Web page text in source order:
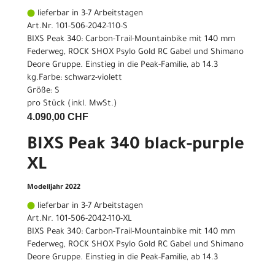
lieferbar in 3-7 Arbeitstagen
Art.Nr. 101-506-2042-110-S
BIXS Peak 340: Carbon-Trail-Mountainbike mit 140 mm
Federweg, ROCK SHOX Psylo Gold RC Gabel und Shimano
Deore Gruppe. Einstieg in die Peak-Familie, ab 14.3
kg.Farbe: schwarz-violett
Größe: S
pro Stück (inkl. MwSt.)
4.090,00 CHF
BIXS Peak 340 black-purple
XL
Modelljahr 2022
lieferbar in 3-7 Arbeitstagen
Art.Nr. 101-506-2042-110-XL
BIXS Peak 340: Carbon-Trail-Mountainbike mit 140 mm
Federweg, ROCK SHOX Psylo Gold RC Gabel und Shimano
Deore Gruppe. Einstieg in die Peak-Familie, ab 14.3